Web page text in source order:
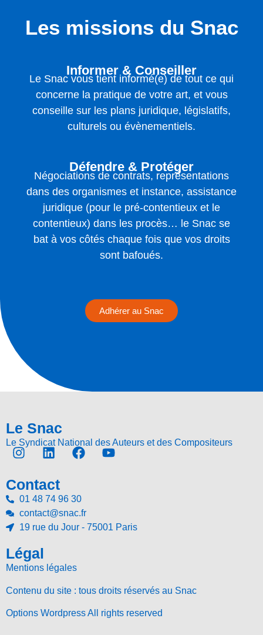
Les missions du Snac
Informer & Conseiller
Le Snac vous tient informé(e) de tout ce qui
concerne la pratique de votre art, et vous
conseille sur les plans juridique, législatifs,
culturels ou évènementiels.
Défendre & Protéger
Négociations de contrats, représentations
dans des organismes et instance, assistance
juridique (pour le pré-contentieux et le
contentieux) dans les procès… le Snac se
bat à vos côtés chaque fois que vos droits
sont bafoués.
Adhérer au Snac
Le Snac
Le Syndicat National des Auteurs et des Compositeurs
Contact
01 48 74 96 30
contact@snac.fr
19 rue du Jour - 75001 Paris
Légal
Mentions légales
Contenu du site : tous droits réservés au Snac
Options Wordpress All rights reserved